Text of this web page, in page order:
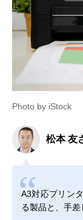
Photo by iStock
松本 友
A3対応プリン
る製品と、手差